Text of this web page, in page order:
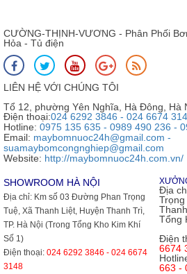
CƯỜNG-THỊNH-VƯƠNG - Phân Phối
Hỏa - Tủ điện
LIÊN HỆ VỚI CHÚNG TÔI
Tổ 12, phường Yên Nghĩa, Hà Đông, Hà
Điện thoại:024 6292 3846 - 024 6674
Hotline: 0975 135 635 - 0989 490 236 -
Email: maybomnuoc24h@gmail.com -
suamaybomcongnghiep@gmail.com
Website: http://maybomnuoc24h.com.vn/
SHOWROOM HÀ NỘI
Địa chỉ: Km số 03 Đường Phan Trọng
Tuệ, Xã Thanh Liệt, Huyện Thanh Trì,
TP. Hà Nội (Trong Tổng Kho Kim Khí
Số 1)
Điện thoại: 024 6292 3846 - 024 6674
3148
Địa
Tổng
Điện
6674
663 -